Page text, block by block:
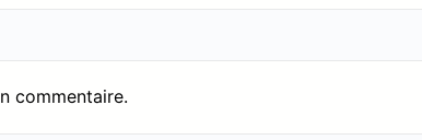
commentaire.